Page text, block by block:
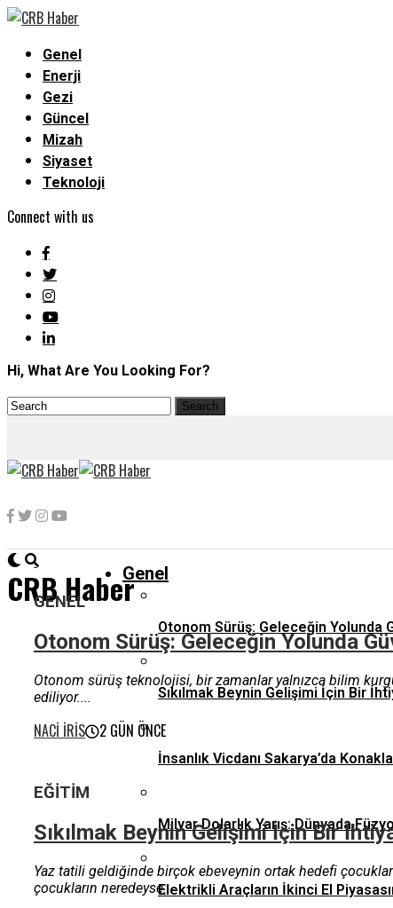
Genel
Enerji
Gezi
Güncel
Mizah
Siyaset
Teknoloji
Connect with us
Hi, What Are You Looking For?
CRB HaberGenel
Otonom Sürüş: Geleceğin Yolunda
Sıkılmak Beynin Gelişimi İçin Bir
İnsanlık Vicdanı Sakarya’da
Milyar Dolarlık Yarış: Dünyada
Elektrikli Araçların İkinci El
GENEL
Otonom Sürüş: Geleceğin Yolunda
Otonom sürüş teknolojisi, bir zamanlar yalnızca bilim
ediliyor....
NACI İRIS 2 GÜN ÖNCE
EĞITIM
Sıkılmak Beynin Gelişimi İçin Bir
Yaz tatili geldiğinde birçok ebeveynin ortak hedefi
çocukların neredeyse...